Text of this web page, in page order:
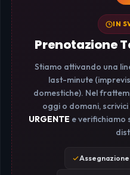
IN
Prenotazione
Stiamo attivando una
last-minute
domestiche). Nel
oggi o domani,
URGENTE e verifichiamo